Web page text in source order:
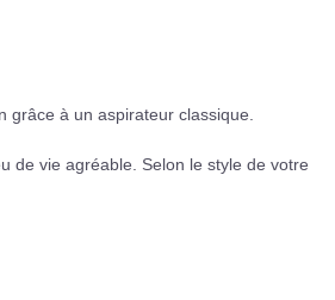
grâce à un aspirateur classique.
de vie agréable. Selon le style de votre